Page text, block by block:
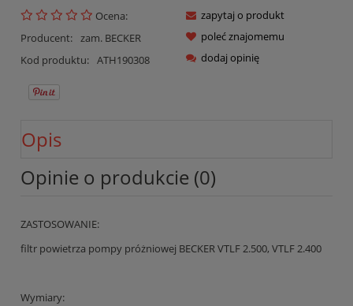
Ocena:
Producent: zam. BECKER
Kod produktu: ATH190308
zapytaj o produkt
poleć znajomemu
dodaj opinię
Opis
Opinie o produkcie (0)
ZASTOSOWANIE:
filtr powietrza pompy próżniowej BECKER VTLF 2.500, VTLF 2.400
Wymiary: